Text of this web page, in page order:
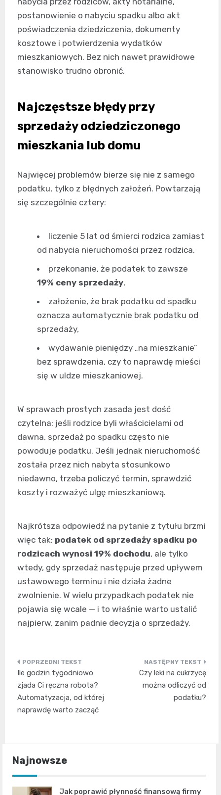
postanowienie o nabyciu spadku albo akt
poświadczenia dziedziczenia, dokumenty
kosztowe i potwierdzenia wydatków
mieszkaniowych. Bez nich nawet prawidłowe
stanowisko trudno obronić.
Najczęstsze błędy przy
sprzedaży odziedziczonego
mieszkania lub domu
Najwięcej problemów bierze się nie z samego
podatku, tylko z błędnych założeń. Powtarzają
się szczególnie cztery:
liczenie 5 lat od śmierci rodzica zamiast
od nabycia nieruchomości przez rodzica,
przekonanie, że podatek to zawsze
19% ceny sprzedaży,
założenie, że brak podatku od spadku
oznacza automatycznie brak podatku od
sprzedaży,
wydawanie pieniędzy „na mieszkanie”
bez sprawdzenia, czy to naprawdę mieści
się w uldze mieszkaniowej.
W sprawach prostych zasada jest dość
czytelna: jeśli rodzice byli właścicielami od
dawna, sprzedaż po spadku często nie
powoduje podatku. Jeśli jednak nieruchomość
została przez nich nabyta stosunkowo
niedawno, trzeba policzyć termin, sprawdzić
koszty i rozważyć ulgę mieszkaniową.
Najkrótsza odpowiedź na pytanie z tytułu brzmi
więc tak: podatek od sprzedaży spadku po
rodzicach wynosi 19% dochodu, ale tylko
wtedy, gdy sprzedaż następuje przed upływem
ustawowego terminu i nie działa żadne
zwolnienie. W wielu przypadkach podatek nie
pojawia się wcale — i to właśnie warto ustalić
najpierw, zanim padnie decyzja o sprzedaży.
Nawigacja
wpisu
Ile godzin tygodniowo
zjada Ci ręczna robota?
Automatyzacja, od której
naprawdę warto zacząć
Czy leki na cukrzycę
można odliczyć od
podatku?
Najnowsze
Jak poprawić płynność finansową firmy